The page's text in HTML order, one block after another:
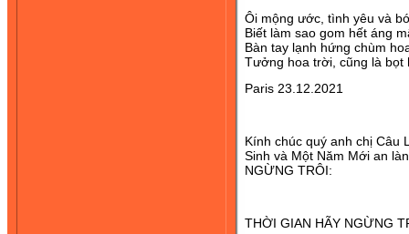
Ôi mộng ước, tình yêu và
Biết làm sao gom hết áng
Bàn tay lạnh hứng chùm
Tưởng hoa trời, cũng là bọt
Paris 23.12.2021
Kính chúc quý anh chị Câu
Sinh và Một Năm Mới an
NGỪNG TRÔI:
THỜI GIAN HÃY NGỪNG